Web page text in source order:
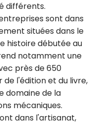
différents.
sont dans
situées dans le
histoire débutée au
notamment une
près de 650
l'édition et du livre,
domaine de la
mécaniques.
dans l'artisanat,